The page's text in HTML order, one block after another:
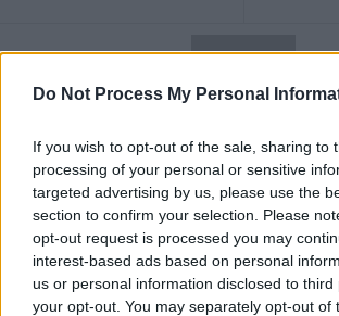
Do Not Process My Personal
If you wish to opt-out of the sale, sharing to
processing of your personal or sensitive
targeted advertising by us, please use the
section to confirm your selection. Please
opt-out request is processed you may
interest-based ads based on personal
us or personal information disclosed to
your opt-out. You may separately opt-out of
News Santé
https://news-sante.fr
ARTICLES CONNEXES PLUS DE